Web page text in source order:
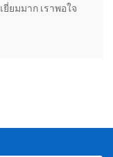
ยมมาก เราพอใจ